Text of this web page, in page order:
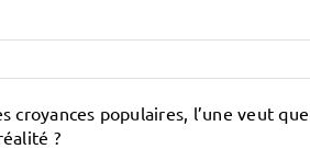
croyances populaires, l’une veut
?